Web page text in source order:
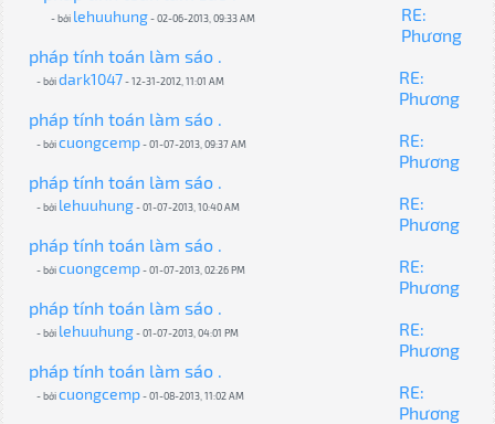
- bởi lehuuhung- 02-06-2013, 09:33 AM
RE:
Phương
pháp tính toán làm sáo .
- bởidark1047 - 12-31-2012, 11:01 AM
RE:
Phương
pháp tính toán làm sáo .
- bởicuongcemp- 01-07-2013, 09:37 AM
RE:
Phương
pháp tính toán làm sáo .
- bởi lehuuhung- 01-07-2013, 10:40 AM
RE:
Phương
pháp tính toán làm sáo .
- bởicuongcemp- 01-07-2013, 02:26 PM
RE:
Phương
pháp tính toán làm sáo .
- bởi lehuuhung- 01-07-2013, 04:01 PM
RE:
Phương
pháp tính toán làm sáo .
- bởicuongcemp- 01-08-2013, 11:02 AM
RE:
Phương